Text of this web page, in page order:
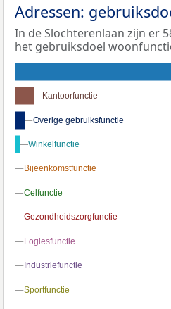
Adressen:
In de Slochterenlaan zijn er
het gebruiksdoel
Kantoorfunctie
Kantoorfunctie
Overige gebruiksfunctie
Overige gebruiksfunctie
Winkelfunctie
Winkelfunctie
Bijeenkomstfunctie
Bijeenkomstfunctie
Celfunctie
Celfunctie
Gezondheidszorgfunctie
Gezondheidszorgfunctie
Logiesfunctie
Logiesfunctie
Industriefunctie
Industriefunctie
Sportfunctie
Sportfunctie